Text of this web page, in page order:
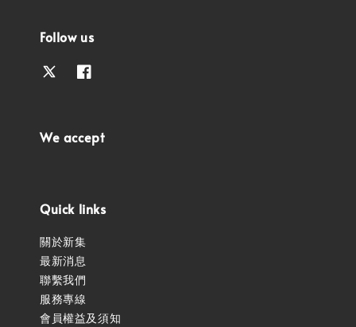
Follow us
We accept
Quick links
關於新集
最新消息
聯繫我們
服務專線
會員權益及須知